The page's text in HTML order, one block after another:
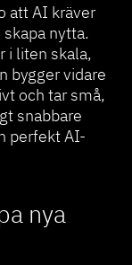
att AI kräver
nytta.
i liten skala,
bygger vidare
och tar små,
snabbare
perfekt AI-
nya